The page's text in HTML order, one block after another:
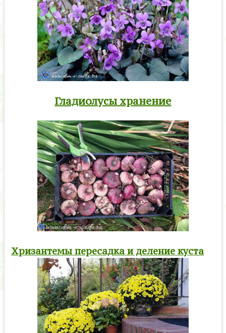
Гладиолусы хранение
Хризантемы пересадка и деление куста